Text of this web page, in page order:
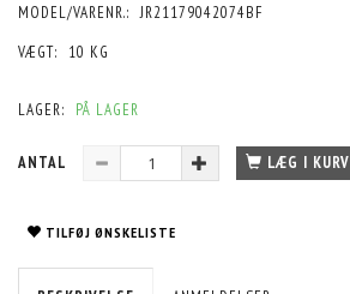
MODEL/VARENR.: JR21179042074BF
VÆGT:
10 KG
LAGER: PÅ LAGER
ANTAL LÆG I KURV
TILFØJ ØNSKELISTE